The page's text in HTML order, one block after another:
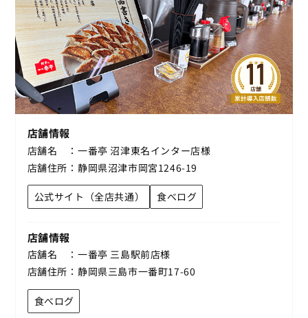
店舗情報
店舗名
一番亭 沼津東名インター店様
店舗住所
静岡県沼津市岡宮1246-19
公式サイト（全店共通） 食べログ
店舗情報
店舗名
一番亭 三島駅前店様
店舗住所
静岡県三島市一番町17-60
食べログ